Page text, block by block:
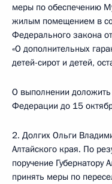
меры по обеспечению
жилым помещением в
Федерального закона
«О дополнительных
детей-сирот и детей,
О выполнении доложить
Федерации до 15
2. Долгих Ольги
Алтайского края. По
поручение Губернатору
принять меры по